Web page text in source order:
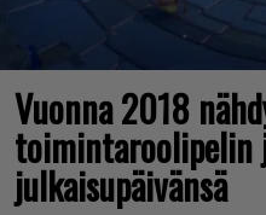
Vuonna 2018
toimintaroolipelin
julkaisupäivänsä